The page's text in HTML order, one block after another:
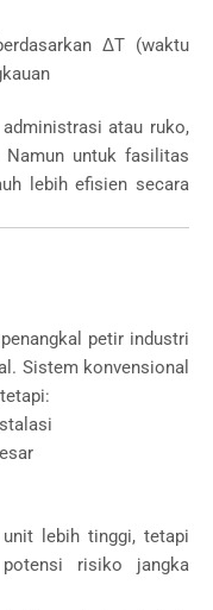
ΔT (waktu
atau ruko,
untuk fasilitas
lebih efisien secara
petir industri
Sistem konvensional
lebih tinggi, tetapi
risiko jangka